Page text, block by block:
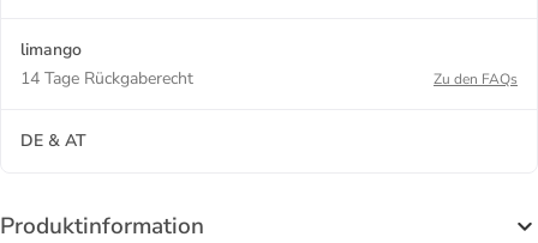
limango
14 Tage Rückgaberecht
Zu den FAQs
DE & AT
Produktinformation